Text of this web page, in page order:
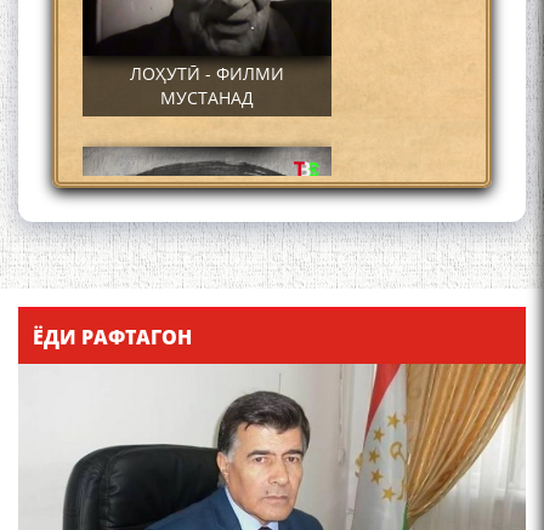
ЛОҲУТӢ - ФИЛМИ
МУСТАНАД
Қадамҷо - Лоҳутӣ
ЁДИ РАФТАГОН